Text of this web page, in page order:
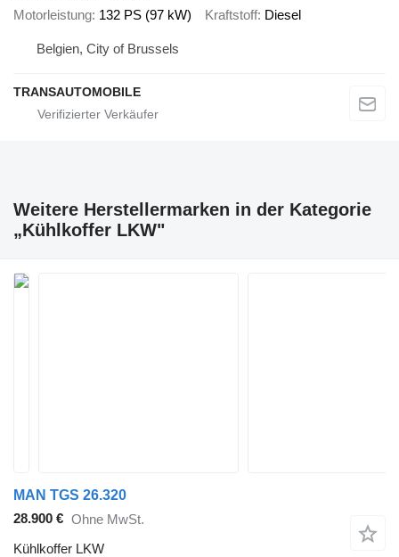
Motorleistung 132 PS (97 kW) Kraftstoff Diesel
Belgien, City of Brussels
TRANSAUTOMOBILE
Weitere Herstellermarken in der Kategorie
„Kühlkoffer LKW"
MAN TGS 26.320
28.900 € Ohne MwSt.
Kühlkoffer LKW